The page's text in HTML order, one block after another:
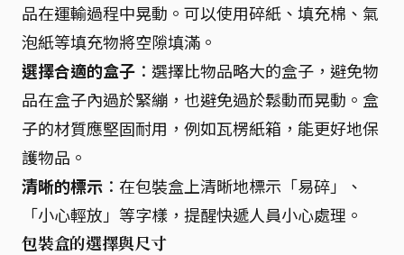
品在運輸過程中晃動。可以使用碎紙、填充棉、氣
泡紙等填充物將空隙填滿。
選擇合適的盒子 ：選擇比物品略大的盒子，避免物
品在盒子內過於緊繃，也避免過於鬆動而晃動。盒
子的材質應堅固耐用，例如瓦楞紙箱，能更好地保
護物品。
清晰的標示 ：在包裝盒上清晰地標示「易碎」、
「小心輕放」等字樣，提醒快遞人員小心處理。
包裝盒的選擇與尺寸